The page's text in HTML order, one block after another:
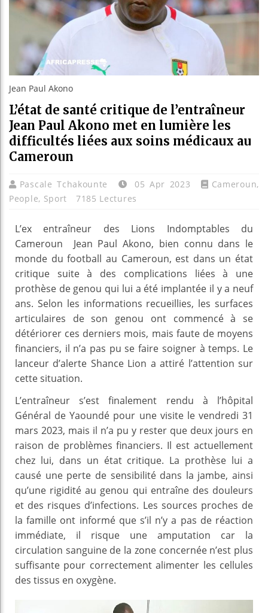
Ceuta :
Jean Paul Akono
L’état de santé critique de l’entraîneur
Jean Paul Akono met en lumière les
difficultés liées aux soins médicaux au
Cameroun
Pascale Tchakounte 05 Apr 2023 Cameroun,
People, Sport 7185 Lectures
L’ex entraîneur des Lions Indomptables du
Cameroun Jean Paul Akono, bien connu dans le
monde du football au Cameroun, est dans un état
critique suite à des complications liées à une
prothèse de genou qui lui a été implantée il y a neuf
ans. Selon les informations recueillies, les surfaces
articulaires de son genou ont commencé à se
détériorer ces derniers mois, mais faute de moyens
financiers, il n’a pas pu se faire soigner à temps. Le
lanceur d’alerte Shance Lion a attiré l’attention sur
cette situation.
L’entraîneur s’est finalement rendu à l’hôpital
Général de Yaoundé pour une visite le vendredi 31
mars 2023, mais il n’a pu y rester que deux jours en
raison de problèmes financiers. Il est actuellement
chez lui, dans un état critique. La prothèse lui a
causé une perte de sensibilité dans la jambe, ainsi
qu’une rigidité au genou qui entraîne des douleurs
et des risques d’infections. Les sources proches de
la famille ont informé que s’il n’y a pas de réaction
immédiate, il risque une amputation car la
circulation sanguine de la zone concernée n’est plus
suffisante pour correctement alimenter les cellules
des tissus en oxygène.